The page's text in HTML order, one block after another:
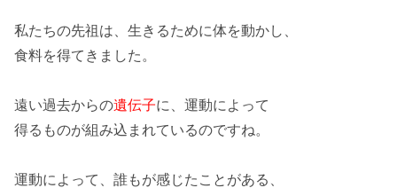
私たちの先祖は、 生きるために体を動かし、
食料を得てきました。
遠い過去からの遺伝子に、運動によって
得るものが組み込まれているのですね。
運動によって、誰もが感じたことがある、